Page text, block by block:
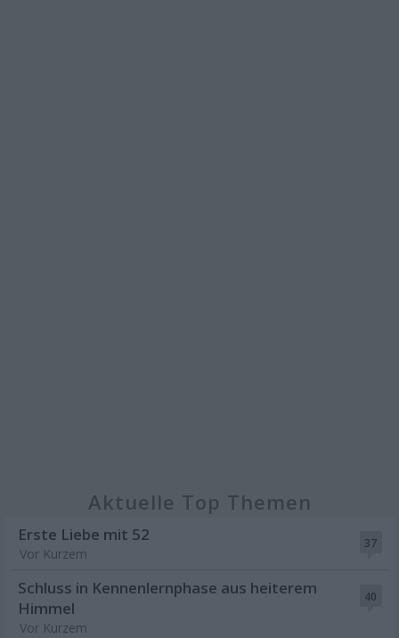
Aktuelle Top Themen
37
Erste Liebe mit 52
Vor Kurzem
40
Schluss in Kennenlernphase aus heiterem
Himmel
Vor Kurzem